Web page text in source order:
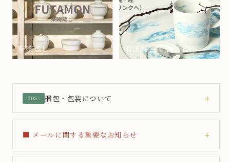
茶碗蒸し 有田焼・睦 MUTSU
SDGs 梱包・包装について +
発送時、梱包の緩衝材として古新聞を使用させていただいてお
■ メールに関する重要なお知らせ +
Gmailをご利用のお客様で、ご注文確認メールやお問い合わせの返